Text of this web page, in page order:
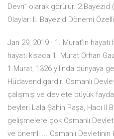
Devri” olarak görülür. 2.Bayezid
Olayları II. Bayezid Dönemi
Jan 29, 2019 · 1. Murat’ın
hayatı kısaca 1. Murat Orhan
1.Murat, 1326 yılında dünyaya
Hüdavendigardır. Osmanlı
çalışmış ve devlete büyük
beyleri Lala Şahin Paşa, Hacı Il
gelişmelere çok Osmanlı
ve önemli ... Osmanlı